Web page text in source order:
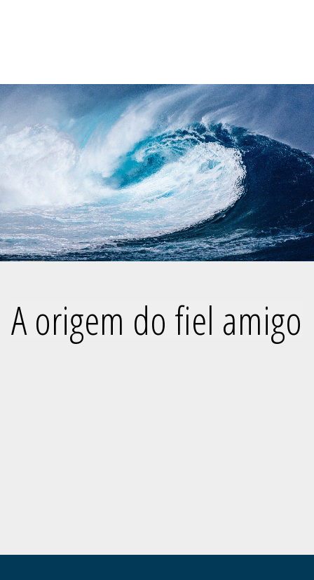
INICIAL
FIEL AMIGO
EMPRESA
PRODUTOS
RECEITAS
CONTACTOS
A origem do fiel amigo